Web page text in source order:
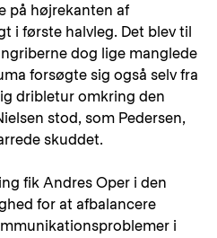
på højrekanten af
i første halvleg. Det blev til
dog lige manglede
forsøgte sig også selv fra
dribletur omkring den
stod, som Pedersen,
skuddet.
fik Andres Oper i den
for at afbalancere
i